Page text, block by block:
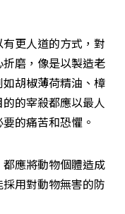
有更人道的方式，對
磨，像是以製造老
胡椒薄荷精油、樟
的宰殺都應以最人
的痛苦和恐懼。
應將動物個體造成
用對動物無害的防